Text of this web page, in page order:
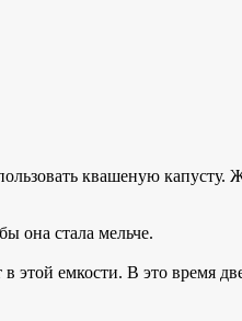
квашеную капусту.
она стала мельче.
этой емкости. В это время